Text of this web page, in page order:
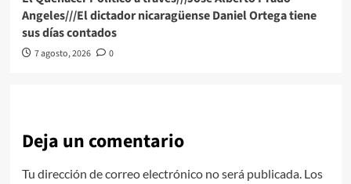
Angeles///El dictador nicaragüense Daniel Ortega tiene
sus días contados
7 agosto, 2026 0
Deja un comentario
Tu dirección de correo electrónico no será publicada. Los